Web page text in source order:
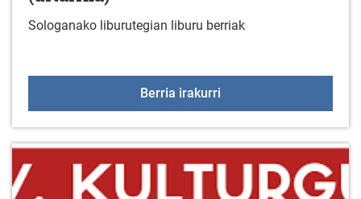
Sologanako liburutegian liburu berriak
Berria irakurri